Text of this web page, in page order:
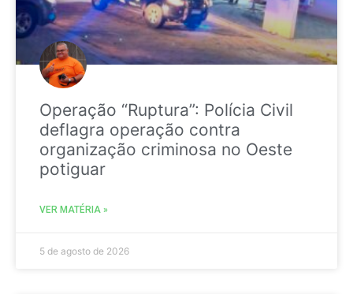
Operação “Ruptura”: Polícia Civil
deflagra operação contra
organização criminosa no Oeste
potiguar
VER MATÉRIA »
5 de agosto de 2026